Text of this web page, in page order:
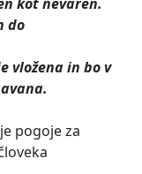
do
vložena in bo v
pogoje za